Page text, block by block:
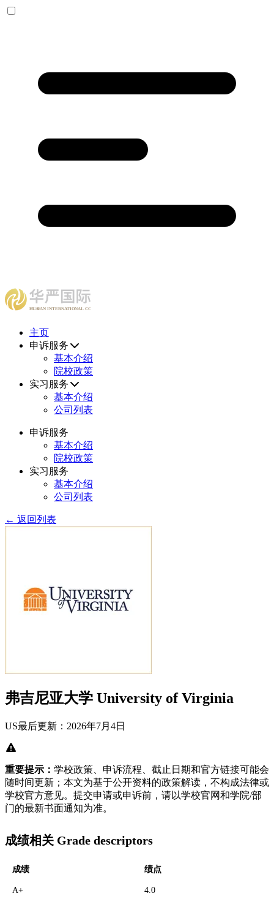
HUAYAN INTERNATIONAL CONSULTING CENTER
主页
申诉服务
基本介绍
院校政策
实习服务
基本介绍
公司列表
申诉服务
基本介绍
院校政策
实习服务
基本介绍
公司列表
← 返回列表
弗吉尼亚大学 University of Virginia
US最后更新：2026年7月4日
重要提示： 学校政策、申诉流程、截止日期和官方链接可能会
随时间更新；本文为基于公开资料的政策解读，不构成法律或
学校官方意见。提交申请或申诉前，请以学校官网和学院/部
门的最新书面通知为准。
成绩相关 Grade descriptors
成绩 绩点
A+ 4.0